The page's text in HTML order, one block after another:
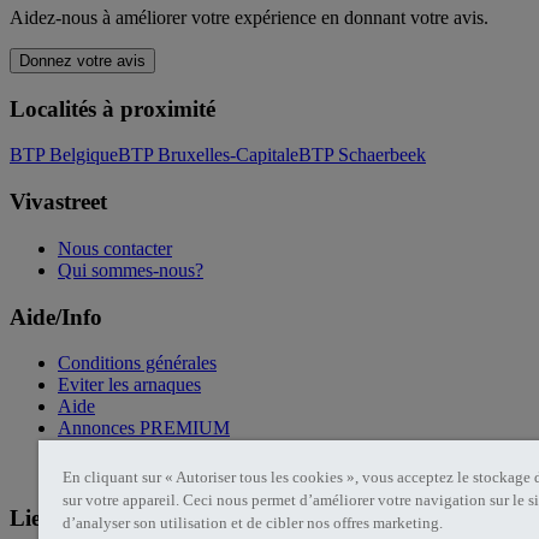
Aidez-nous à améliorer votre expérience en donnant votre avis.
Donnez votre avis
Localités à proximité
BTP BelgiqueBTP Bruxelles-CapitaleBTP Schaerbeek
Vivastreet
Nous contacter
Qui sommes-nous?
Aide/Info
Conditions générales
Eviter les arnaques
Aide
Annonces PREMIUM
Cookies Vivastreet
Liens utiles
En cliquant sur « Autoriser tous les cookies », vous acceptez le stockage
sur votre appareil. Ceci nous permet d’améliorer votre navigation sur le
d’analyser son utilisation et de cibler nos offres marketing.